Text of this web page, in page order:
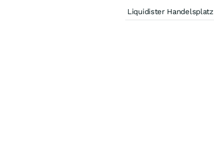
Liquidister Handelsplatz